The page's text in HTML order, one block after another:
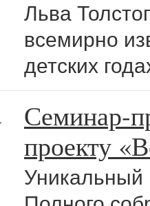
Льва
всемирно
детских
Семинар-
проекту
Уникальный